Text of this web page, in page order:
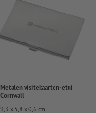
Metalen visitekaarten-etui
Cornwall
9,3 x 5,8 x 0,6 cm